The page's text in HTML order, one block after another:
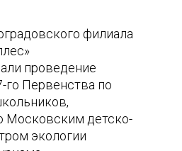
филиала
проведение
го Первенства по
Московским детско-
экологии